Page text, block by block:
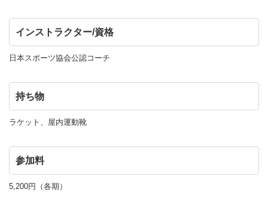
インストラクター/資格
日本スポーツ協会公認コーチ
持ち物
ラケット、屋内運動靴
参加料
5,200円（各期）